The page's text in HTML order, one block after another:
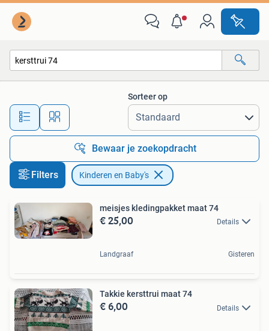
Alle afstanden…
Sorteer op
Bewaar je zoekopdracht
Filters Kinderen en Baby's
meisjes kledingpakket maat 74
€ 25,00 Details
Landgraaf Gisteren
Takkie kersttrui maat 74
€ 6,00 Details